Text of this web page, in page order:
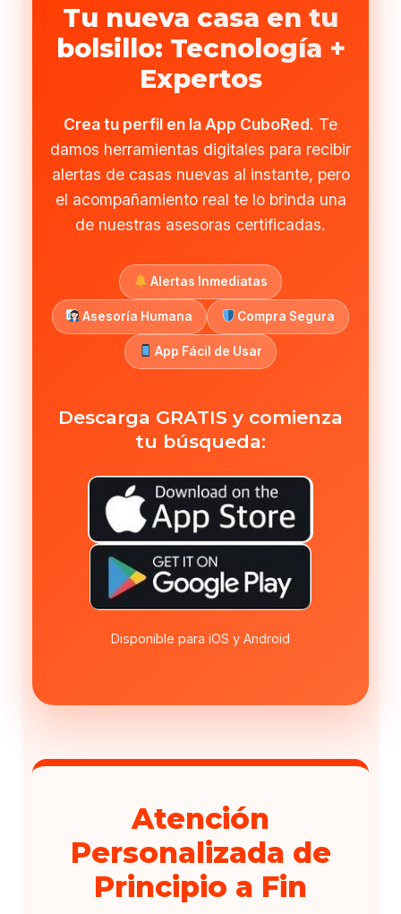
Tu nueva casa en tu
bolsillo: Tecnología +
Expertos
Crea tu perfil en la App CuboRed. Te
damos herramientas digitales para recibir
alertas de casas nuevas al instante, pero
el acompañamiento real te lo brinda una
de nuestras asesoras certificadas.
Alertas Inmediatas
Asesoría Humana Compra Segura
App Fácil de Usar
Descarga GRATIS y comienza
tu búsqueda:
Disponible para iOS y Android
Atención
Personalizada de
Principio a Fin